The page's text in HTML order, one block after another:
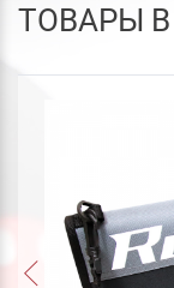
ТОВАРЫ